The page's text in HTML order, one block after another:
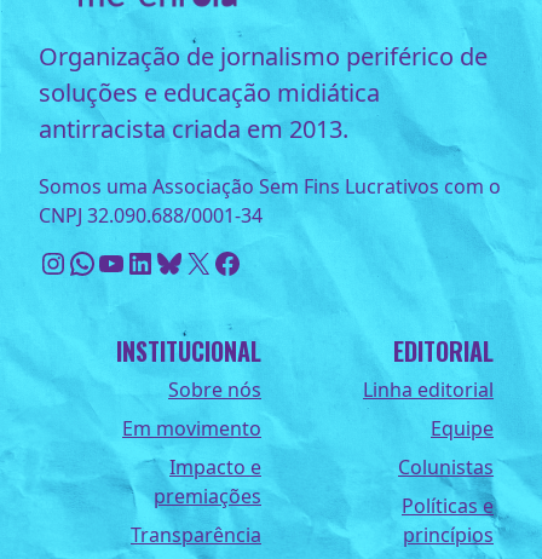
Organização de jornalismo periférico de
soluções e educação midiática
antirracista criada em 2013.
Somos uma Associação Sem Fins Lucrativos com o
CNPJ 32.090.688/0001-34
Instagram
WhatsApp
Youtube
LinkedIn
Bluesky
X Facebook
INSTITUCIONAL
Sobre nós
Em movimento
Impacto e
premiações
Transparência
EDITORIAL
Linha editorial
Equipe
Colunistas
Políticas e
princípios